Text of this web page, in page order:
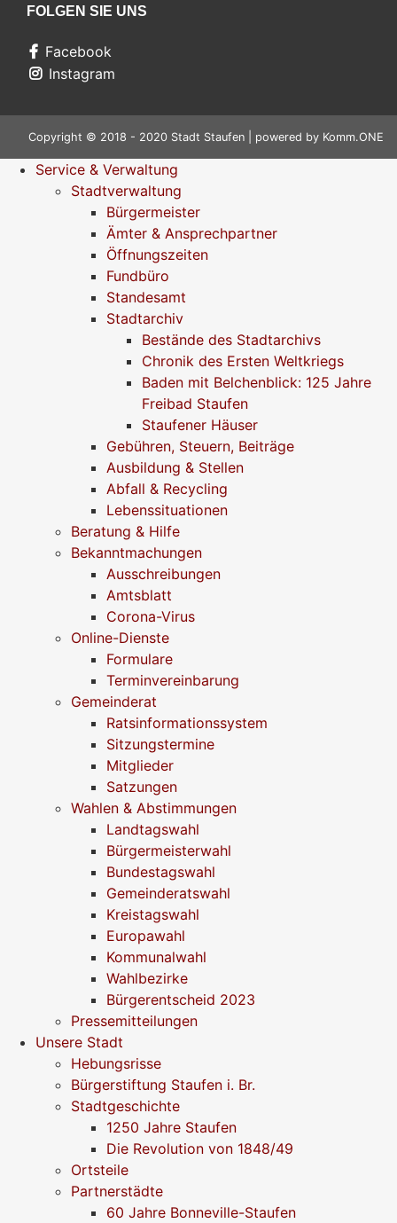
FOLGEN SIE UNS
Facebook
Instagram
Copyright © 2018 - 2020 Stadt Staufen | powered by Komm.ONE
Service & Verwaltung
Stadtverwaltung
Bürgermeister
Ämter & Ansprechpartner
Öffnungszeiten
Fundbüro
Standesamt
Stadtarchiv
Bestände des Stadtarchivs
Chronik des Ersten Weltkriegs
Baden mit Belchenblick: 125 Jahre
Freibad Staufen
Staufener Häuser
Gebühren, Steuern, Beiträge
Ausbildung & Stellen
Abfall & Recycling
Lebenssituationen
Beratung & Hilfe
Bekanntmachungen
Ausschreibungen
Amtsblatt
Corona-Virus
Online-Dienste
Formulare
Terminvereinbarung
Gemeinderat
Ratsinformationssystem
Sitzungstermine
Mitglieder
Satzungen
Wahlen & Abstimmungen
Landtagswahl
Bürgermeisterwahl
Bundestagswahl
Gemeinderatswahl
Kreistagswahl
Europawahl
Kommunalwahl
Wahlbezirke
Bürgerentscheid 2023
Pressemitteilungen
Unsere Stadt
Hebungsrisse
Bürgerstiftung Staufen i. Br.
Stadtgeschichte
1250 Jahre Staufen
Die Revolution von 1848/49
Ortsteile
Partnerstädte
60 Jahre Bonneville-Staufen